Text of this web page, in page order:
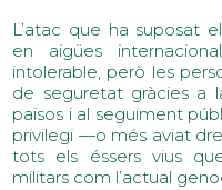
L’atac que ha suposat
en aigües
intolerable, però les
de seguretat gràcies a
països i al seguiment
privilegi —o més aviat
tots els éssers vius
militars com l’actual